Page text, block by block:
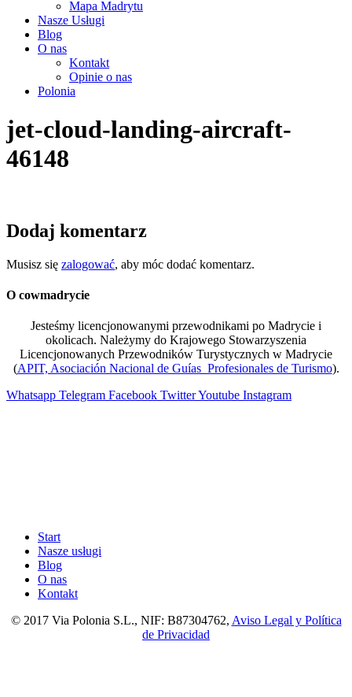
Mapa Madrytu
Nasze Usługi
Blog
O nas
Kontakt
Opinie o nas
Polonia
jet-cloud-landing-aircraft-
46148
Dodaj komentarz
Musisz się zalogować, aby móc dodać komentarz.
O cowmadrycie
Jesteśmy licencjonowanymi przewodnikami po Madrycie i
okolicach. Należymy do Krajowego Stowarzyszenia
Licencjonowanych Przewodników Turystycznych w Madrycie
(APIT, Asociación Nacional de Guías Profesionales de Turismo).
Whatsapp Telegram Facebook TwitterYoutube Instagram
Start
Nasze usługi
Blog
O nas
Kontakt
© 2017 Via Polonia S.L., NIF: B87304762, Aviso Legal y Política
de Privacidad